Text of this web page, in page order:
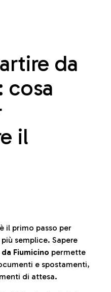
da
cosa
il
il primo passo per
semplice. Sapere
Fiumicino permette
e spostamenti,
di attesa.